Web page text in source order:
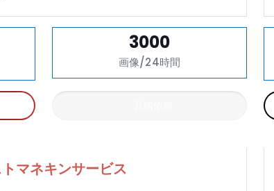
3000
画像/24時間
マネキンサービス